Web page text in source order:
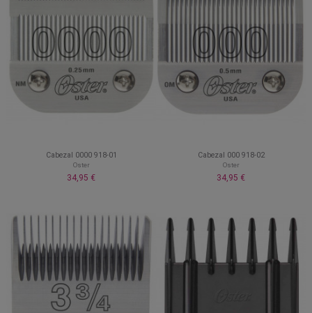
Cabezal 0000 918-01
Oster
34,95 €
Cabezal 000 918-02
Oster
34,95 €